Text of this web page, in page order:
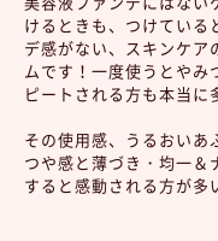
けるときも、つけている
デ感がない、スキンケア
ムです！一度使うとやみ
ピートされる方も本当に
その使用感、うるおいあ
つや感と薄づき・均一＆
すると感動される方が多